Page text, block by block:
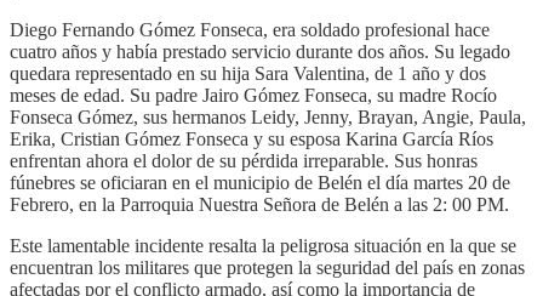
Diego Fernando Gómez Fonseca, era soldado profesional hace
cuatro años y había prestado servicio durante dos años. Su legado
quedara representado en su hija Sara Valentina, de 1 año y dos
meses de edad. Su padre Jairo Gómez Fonseca, su madre Rocío
Fonseca Gómez, sus hermanos Leidy, Jenny, Brayan, Angie, Paula,
Erika, Cristian Gómez Fonseca y su esposa Karina García Ríos
enfrentan ahora el dolor de su pérdida irreparable. Sus honras
fúnebres se oficiaran en el municipio de Belén el día martes 20 de
Febrero, en la Parroquia Nuestra Señora de Belén a las 2: 00 PM.
Este lamentable incidente resalta la peligrosa situación en la que se
encuentran los militares que protegen la seguridad del país en zonas
afectadas por el conflicto armado, así como la importancia de